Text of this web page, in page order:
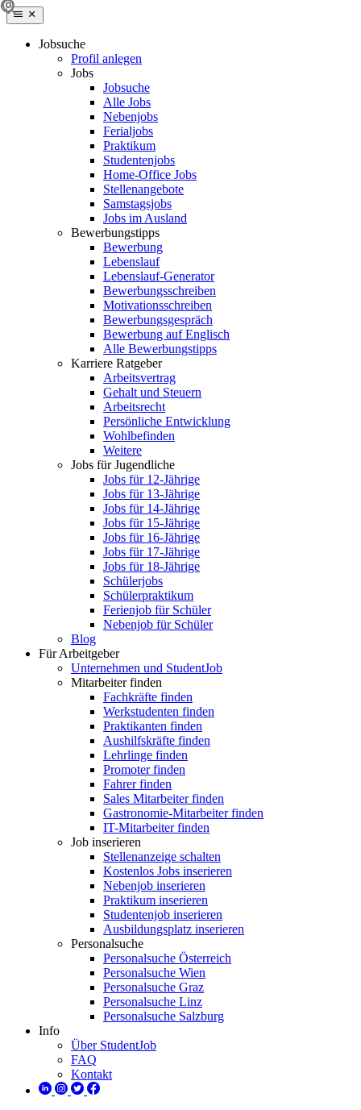
Jobsuche
Profil anlegen
Jobs
Jobsuche
Alle Jobs
Nebenjobs
Ferialjobs
Praktikum
Studentenjobs
Home-Office Jobs
Stellenangebote
Samstagsjobs
Jobs im Ausland
Bewerbungstipps
Bewerbung
Lebenslauf
Lebenslauf-Generator
Bewerbungsschreiben
Motivationsschreiben
Bewerbungsgespräch
Bewerbung auf Englisch
Alle Bewerbungstipps
Karriere Ratgeber
Arbeitsvertrag
Gehalt und Steuern
Arbeitsrecht
Persönliche Entwicklung
Wohlbefinden
Weitere
Jobs für Jugendliche
Jobs für 12-Jährige
Jobs für 13-Jährige
Jobs für 14-Jährige
Jobs für 15-Jährige
Jobs für 16-Jährige
Jobs für 17-Jährige
Jobs für 18-Jährige
Schülerjobs
Schülerpraktikum
Ferienjob für Schüler
Nebenjob für Schüler
Blog
Für Arbeitgeber
Unternehmen und StudentJob
Mitarbeiter finden
Fachkräfte finden
Werkstudenten finden
Praktikanten finden
Aushilfskräfte finden
Lehrlinge finden
Promoter finden
Fahrer finden
Sales Mitarbeiter finden
Gastronomie-Mitarbeiter finden
IT-Mitarbeiter finden
Job inserieren
Stellenanzeige schalten
Kostenlos Jobs inserieren
Nebenjob inserieren
Praktikum inserieren
Studentenjob inserieren
Ausbildungsplatz inserieren
Personalsuche
Personalsuche Österreich
Personalsuche Wien
Personalsuche Graz
Personalsuche Linz
Personalsuche Salzburg
Info
Über StudentJob
FAQ
Kontakt